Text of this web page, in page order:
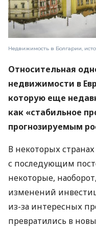
Недвижимость в Болгарии,
Относительная
недвижимости в
которую еще
как «стабильное
прогнозируемым
В некоторых
с последующим
некоторые,
изменений
из-за интересных
превратились в